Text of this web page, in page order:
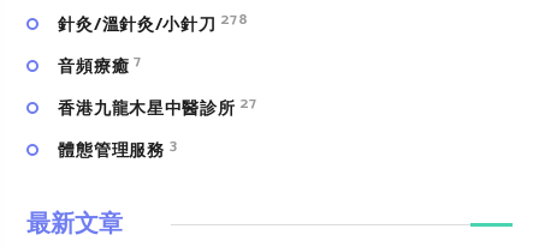
針灸/溫針灸/小針刀 278
⾳頻療癒 7
香港九龍木星中醫診所 27
體態管理服務 3
最新文章